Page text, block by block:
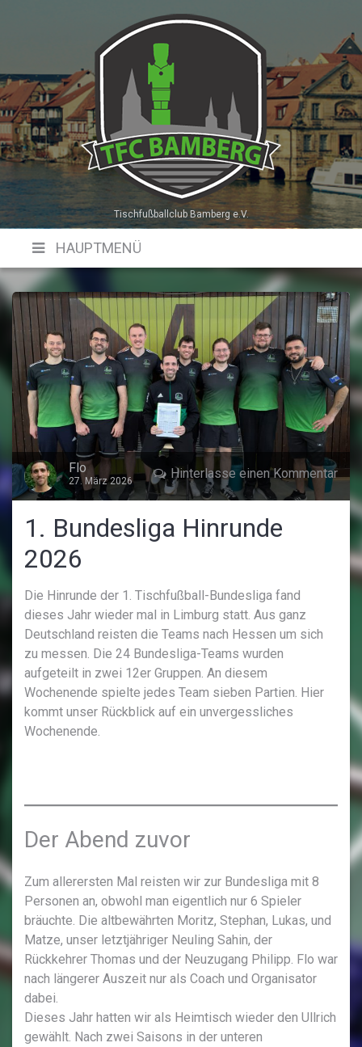
Tischfußballclub Bamberg e.V.
HAUPTMENÜ
Hinterlasse einen Kommentar
Flo
27. März 2026
1. Bundesliga Hinrunde
2026
Die Hinrunde der 1. Tischfußball-Bundesliga fand
dieses Jahr wieder mal in Limburg statt. Aus ganz
Deutschland reisten die Teams nach Hessen um sich
zu messen. Die 24 Bundesliga-Teams wurden
aufgeteilt in zwei 12er Gruppen. An diesem
Wochenende spielte jedes Team sieben Partien. Hier
kommt unser Rückblick auf ein unvergessliches
Wochenende.
Der Abend zuvor
Zum allerersten Mal reisten wir zur Bundesliga mit 8
Personen an, obwohl man eigentlich nur 6 Spieler
bräuchte. Die altbewährten Moritz, Stephan, Lukas, und
Matze, unser letztjähriger Neuling Sahin, der
Rückkehrer Thomas und der Neuzugang Philipp. Flo war
nach längerer Auszeit nur als Coach und Organisator
dabei.
Dieses Jahr hatten wir als Heimtisch wieder den Ullrich
gewählt. Nach zwei Saisons in der unteren